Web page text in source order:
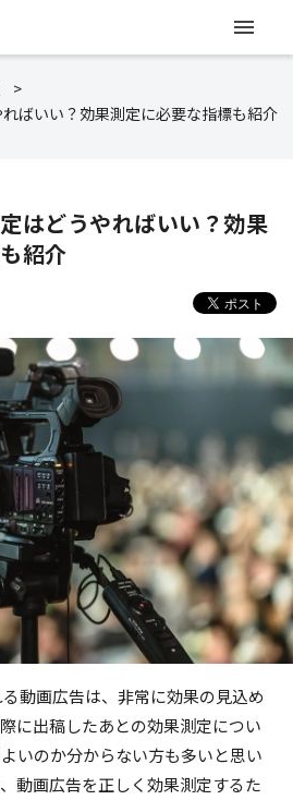
ばいい？効果測定に必要な指標も紹介
はどうやればいい？効果
紹介
動画広告は、非常に効果の見込め
に出稿したあとの効果測定につい
いのか分からない方も多いと思い
動画広告を正しく効果測定するた